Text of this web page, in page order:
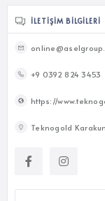
İLETIŞIM BILGILERI
+9 0392 824 3453
https://
Teknogold